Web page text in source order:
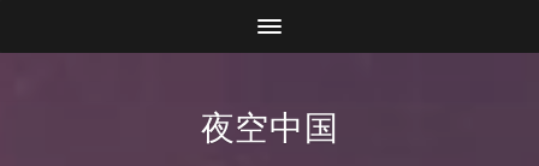
夜空中国